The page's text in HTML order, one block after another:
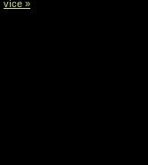
více »